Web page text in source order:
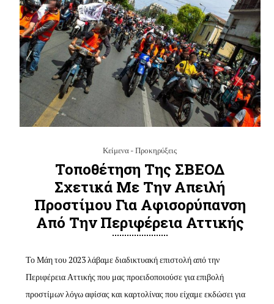
Κείμενα - Προκηρύξεις
Τοποθέτηση Της ΣΒΕΟΔ
Σχετικά Με Την Απειλή
Προστίμου Για Αφισορύπανση
Από Την Περιφέρεια Αττικής
Το Μάη του 2023 λάβαμε διαδικτυακή επιστολή από την
Περιφέρεια Αττικής που μας προειδοποιούσε για επιβολή
προστίμων λόγω αφίσας και καρτολίνας που είχαμε εκδώσει για